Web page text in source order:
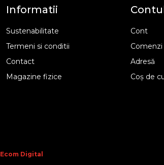
Informatii
Sustenabilitate
Termeni si conditii
Contact
Magazine fizice
Cont
Comenzi
Adresă
Coș de
Ecom Digital